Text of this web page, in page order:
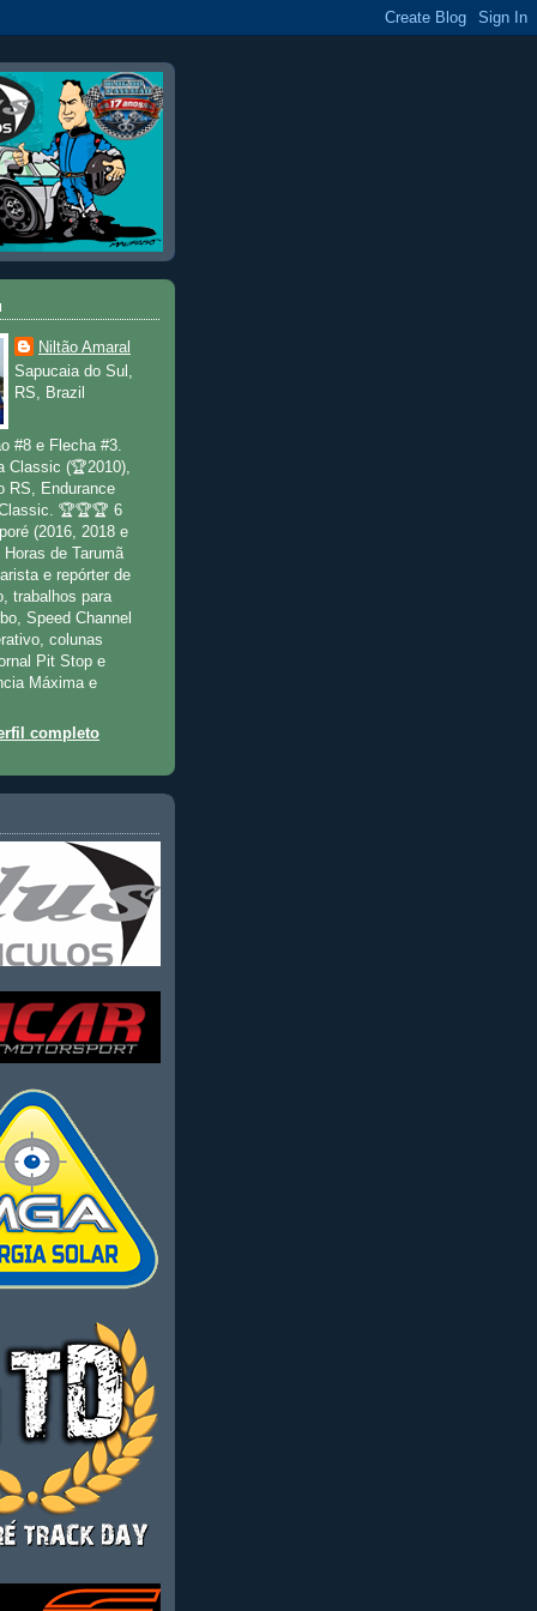
Niltão Amaral
Sapucaia do Sul,
RS, Brazil
#8 e Flecha #3.
Classic (🏆2010),
RS, Endurance
🏆🏆🏆 6
(2016, 2018 e
de Tarumã
e repórter de
trabalhos para
Speed Channel
colunas
Pit Stop e
Máxima e
completo